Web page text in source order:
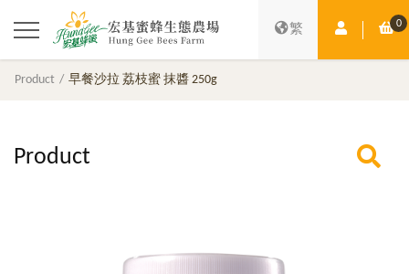
繁 Member 0
Product 早餐沙拉 荔枝蜜 抹醬 250g
Product